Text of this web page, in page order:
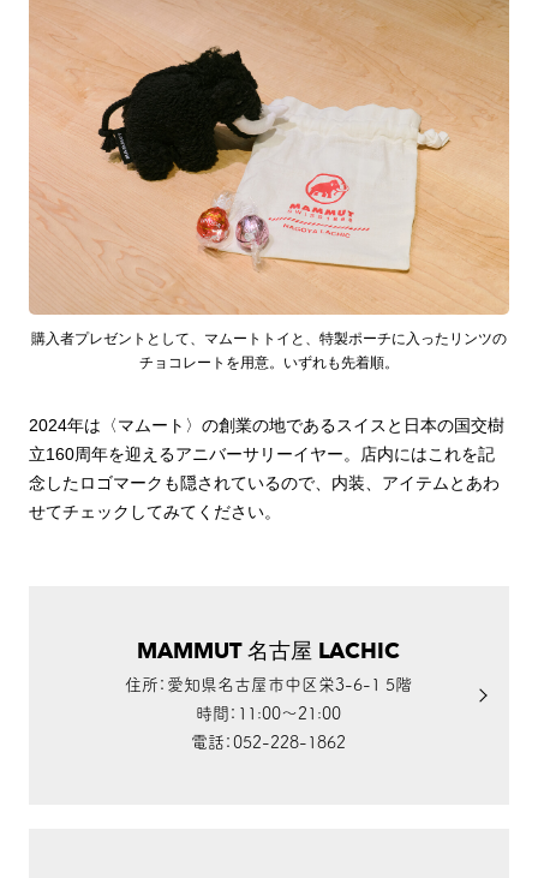
購入者プレゼントとして、マムートトイと、特製ポーチに入ったリンツの
チョコレートを用意。いずれも先着順。
2024年は〈マムート〉の創業の地であるスイスと日本の国交樹
立160周年を迎えるアニバーサリーイヤー。店内にはこれを記
念したロゴマークも隠されているので、内装、アイテムとあわ
せてチェックしてみてください。
MAMMUT 名古屋 LACHIC
住所：愛知県名古屋市中区栄3-6-1 5階
時間：11:00〜21:00
電話：052-228-1862